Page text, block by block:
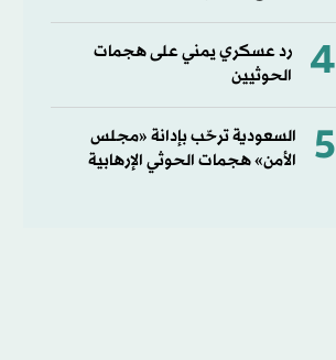
4
رد عسكري يمني على هجمات
الحوثيين
5
السعودية ترحّب بإدانة «مجلس
الأمن» هجمات الحوثي الإرهابية